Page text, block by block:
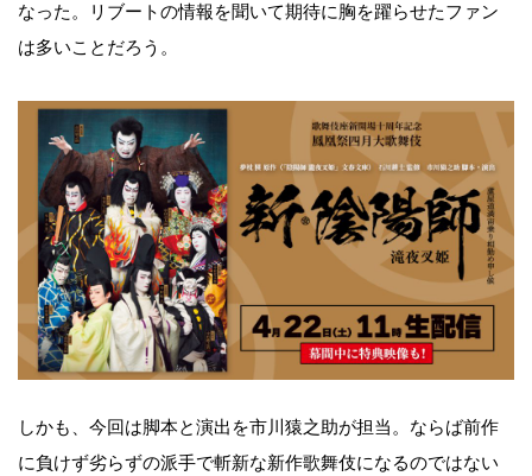
なった。リブートの情報を聞いて期待に胸を躍らせたファン
は多いことだろう。
しかも、今回は脚本と演出を市川猿之助が担当。ならば前作
に負けず劣らずの派手で斬新な新作歌舞伎になるのではない